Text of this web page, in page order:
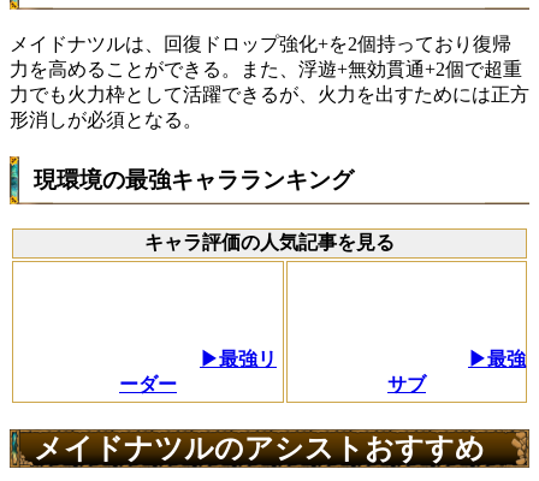
メイドナツルは、回復ドロップ強化+を2個持っており復帰
力を高めることができる。また、浮遊+無効貫通+2個で超重
力でも火力枠として活躍できるが、火力を出すためには正方
形消しが必須となる。
現環境の最強キャラランキング
キャラ評価の人気記事を見る
▶最強リ
ーダー
▶最強
サブ
メイドナツルのアシストおすすめ